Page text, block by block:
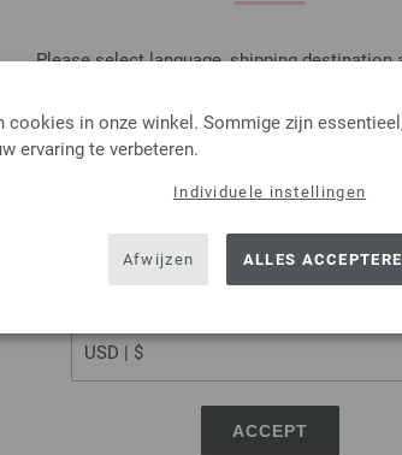
Please select language, shipping destination
SHIPPING TO
USA - The United States of America
ACCEPT
cookies in onze winkel. Sommige zijn
ervaring te verbeteren.
Individuele instellingen
Afwijzen ALLES
FELTRO
100 % Scheerwol
ca. 50 m / 50 g
Artikelprijs:58,80 € / kg